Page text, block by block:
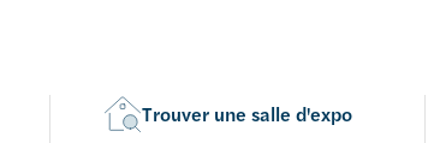
Trouver une salle d'expo